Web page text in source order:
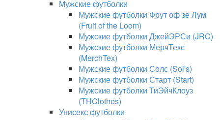
Мужские футболки
Мужские футболки Фрут оф зе Лум
(Fruit of the Loom)
Мужские футболки ДжейЭРСи (JRC)
Мужские футболки МерчТекс
(MerchTex)
Мужские футболки Солс (Sol's)
Мужские футболки Старт (Start)
Мужские футболки ТиЭйчКлоуз
(THClothes)
Унисекс футболки